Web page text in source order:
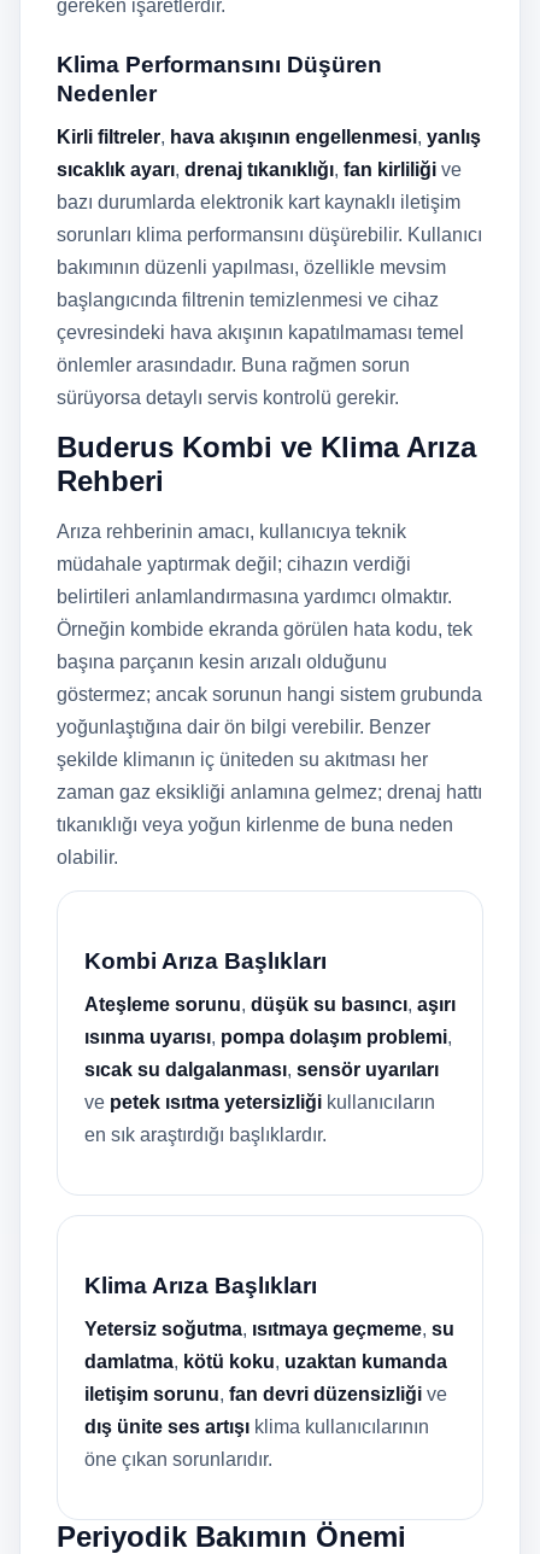
gereken işaretlerdir.
Klima Performansını Düşüren
Nedenler
Kirli filtreler, hava akışının engellenmesi, yanlış
sıcaklık ayarı, drenaj tıkanıklığı, fan kirliliği ve
bazı durumlarda elektronik kart kaynaklı iletişim
sorunları klima performansını düşürebilir. Kullanıcı
bakımının düzenli yapılması, özellikle mevsim
başlangıcında filtrenin temizlenmesi ve cihaz
çevresindeki hava akışının kapatılmaması temel
önlemler arasındadır. Buna rağmen sorun
sürüyorsa detaylı servis kontrolü gerekir.
Buderus Kombi ve Klima Arıza
Rehberi
Arıza rehberinin amacı, kullanıcıya teknik
müdahale yaptırmak değil; cihazın verdiği
belirtileri anlamlandırmasına yardımcı olmaktır.
Örneğin kombide ekranda görülen hata kodu, tek
başına parçanın kesin arızalı olduğunu
göstermez; ancak sorunun hangi sistem grubunda
yoğunlaştığına dair ön bilgi verebilir. Benzer
şekilde klimanın iç üniteden su akıtması her
zaman gaz eksikliği anlamına gelmez; drenaj hattı
tıkanıklığı veya yoğun kirlenme de buna neden
olabilir.
Kombi Arıza Başlıkları
Ateşleme sorunu, düşük su basıncı, aşırı
ısınma uyarısı, pompa dolaşım problemi,
sıcak su dalgalanması, sensör uyarıları
ve petek ısıtma yetersizliği kullanıcıların
en sık araştırdığı başlıklardır.
Klima Arıza Başlıkları
Yetersiz soğutma, ısıtmaya geçmeme, su
damlatma, kötü koku, uzaktan kumanda
iletişim sorunu, fan devri düzensizliği ve
dış ünite ses artışı klima kullanıcılarının
öne çıkan sorunlarıdır.
Periyodik Bakımın Önemi